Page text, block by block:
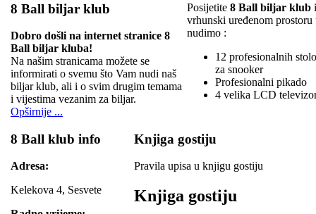
8 Ball biljar klub
Dobro došli na internet stranice 8
Ball biljar kluba!
Na našim stranicama možete se
informirati o svemu što Vam nudi naš
biljar klub, ali i o svim drugim temama
i vijestima vezanim za biljar.
Opširnije ...
Posijetite 8 Ball biljar klub
vrhunski uređenom
nudimo :
12 profesionalnih
za snooker
Profesionalni pikado
4 velika LCD
8 Ball klub info
Adresa:
Kelekova 4, Sesvete
Knjiga gostiju
Pravila upisa u knjigu gostiju
Knjiga gostiju